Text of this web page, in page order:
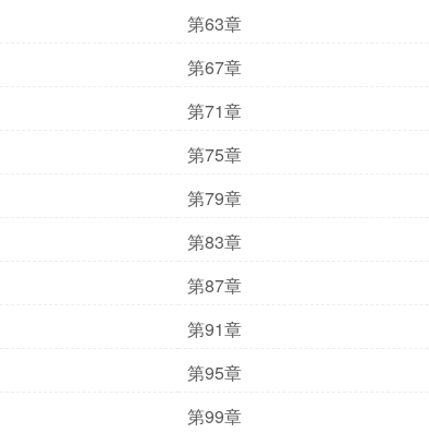
第63章
第67章
第71章
第75章
第79章
第83章
第87章
第91章
第95章
第99章